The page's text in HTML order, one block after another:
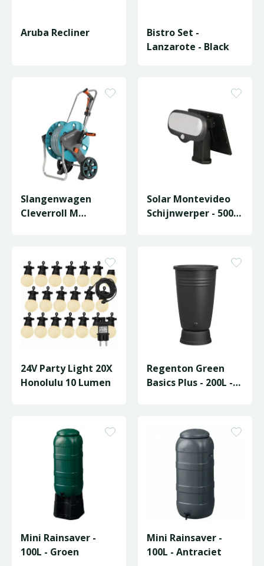
Aruba Recliner
Bistro Set -
Lanzarote - Black
Slangenwagen
Cleverroll M
Solar Montevideo
Schijnwerper - 500
24V Party Light 20X
Honolulu 10 Lumen
Regenton Green
Basics Plus - 200L -
Mini Rainsaver -
100L - Groen
Mini Rainsaver -
100L - Antraciet